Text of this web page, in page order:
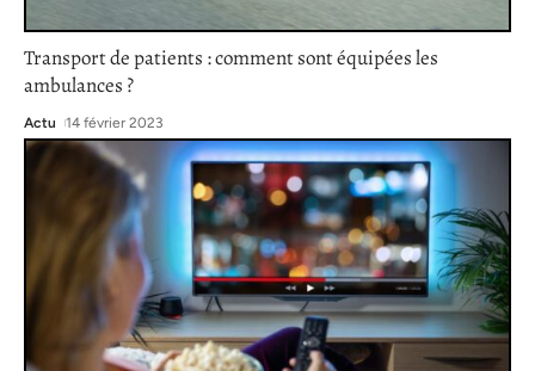
Transport de patients : comment sont équipées les
ambulances ?
Actu 14 février 2023